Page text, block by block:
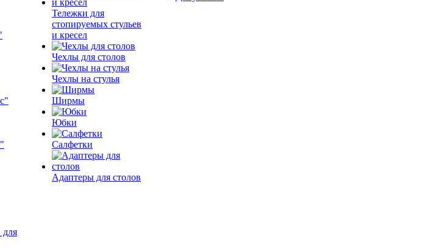
Тележки для
стопируемых стульев
и кресел
Чехлы для столов
Чехлы на стулья
Ширмы
Юбки
Салфетки
Адаптеры для столов